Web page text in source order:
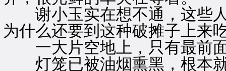
谢小玉实在想不通，这些人
为什么还要到这种破摊子上来
一大片空地上，只有最前
灯笼已被油烟熏黑，根本就